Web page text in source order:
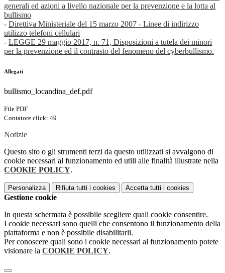
generali ed azioni a livello nazionale per la prevenzione e la lotta al
bullismo
- Direttiva Ministeriale del 15 marzo 2007 - Linee di indirizzo
utilizzo telefoni cellulari
- LEGGE 29 maggio 2017, n. 71, Disposizioni a tutela dei minori
per la prevenzione ed il contrasto del fenomeno del cyberbullismo.
Allegati
bullismo_locandina_def.pdf
File PDF
Contatore click: 49
Notizie
Questo sito o gli strumenti terzi da questo utilizzati si avvalgono di
cookie necessari al funzionamento ed utili alle finalità illustrate nella
COOKIE POLICY.
Personalizza Rifiuta tutti i cookies Accetta tutti i cookies
Gestione cookie
In questa schermata è possibile scegliere quali cookie consentire.
I cookie necessari sono quelli che consentono il funzionamento della
piattaforma e non è possibile disabilitarli.
Per conoscere quali sono i cookie necessari al funzionamento potete
visionare la COOKIE POLICY.